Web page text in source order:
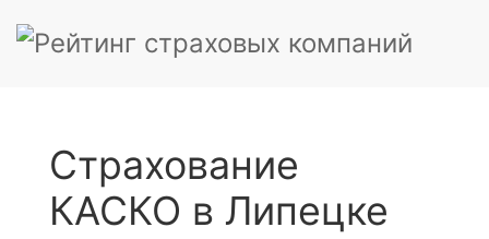
Страхование
КАСКО в Липецке